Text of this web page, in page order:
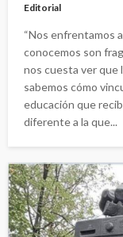
Editorial
“Nos enfrentamos
conocemos son
nos cuesta ver que
sabemos cómo
educación que
diferente a la que...